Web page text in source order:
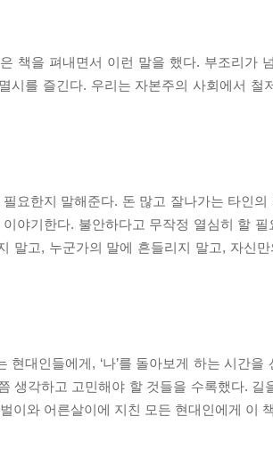
책을 펴내면서 이런 말을 했다. 부조리가
시를 즐긴다. 우리는 자본주의 사회에서 철
요한지 말해준다. 돈 많고 잘나가는 타인
야기한다. 불안하다고 무작정 열심히 할
말고, 누군가의 말에 흔들리지 말고, 자신
대인들에게, ‘나’를 돌아보게 하는 시간
생각하고 고민해야 할 것들을 수록했다.
이와 어른살이에 지친 모든 현대인에게 이